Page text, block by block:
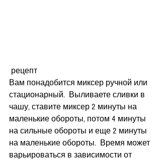
рецепт
Вам понадобится миксер ручной или
стационарный.  Выливаете сливки в
чашу, ставите миксер 2 минуты на
маленькие обороты, потом 4 минуты
на сильные обороты и еще 2 минуты
на маленькие обороты.  Время может
варьироваться в зависимости от